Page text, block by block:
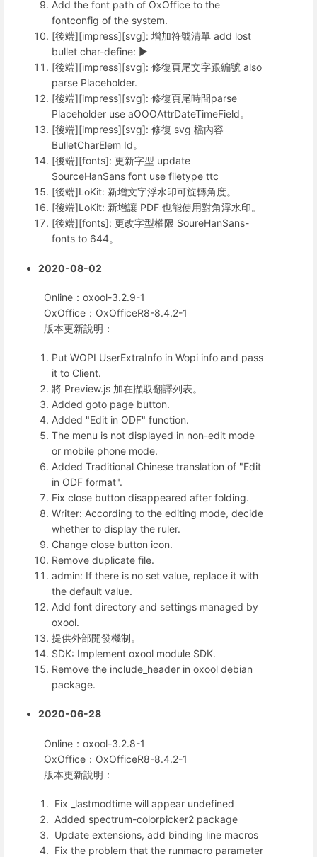
Add the font path of OxOffice to the
fontconfig of the system.
[後端][impress][svg]: 增加符號清單 add lost
bullet char-define: ►
[後端][impress][svg]: 修復頁尾文字跟編號 also
parse Placeholder.
[後端][impress][svg]: 修復頁尾時間parse
Placeholder use aOOOAttrDateTimeField。
[後端][impress][svg]: 修復 svg 檔內容
BulletCharElem Id。
[後端][fonts]: 更新字型 update
SourceHanSans font use filetype ttc
[後端]LoKit: 新增文字浮水印可旋轉角度。
[後端]LoKit: 新增讓 PDF 也能使用對角浮水印。
[後端][fonts]: 更改字型權限 SoureHanSans-
fonts to 644。
2020-08-02
Online：oxool-3.2.9-1
OxOffice：OxOfficeR8-8.4.2-1
版本更新說明：
Put WOPI UserExtraInfo in Wopi info and pass
it to Client.
將 Preview.js 加在擷取翻譯列表。
Added goto page button.
Added "Edit in ODF" function.
The menu is not displayed in non-edit mode
or mobile phone mode.
Added Traditional Chinese translation of "Edit
in ODF format".
Fix close button disappeared after folding.
Writer: According to the editing mode, decide
whether to display the ruler.
Change close button icon.
Remove duplicate file.
admin: If there is no set value, replace it with
the default value.
Add font directory and settings managed by
oxool.
提供外部開發機制。
SDK: Implement oxool module SDK.
Remove the include_header in oxool debian
package.
2020-06-28
Online：oxool-3.2.8-1
OxOffice：OxOfficeR8-8.4.2-1
版本更新說明：
Fix _lastmodtime will appear undefined
Added spectrum-colorpicker2 package
Update extensions, add binding line macros
Fix the problem that the runmacro parameter